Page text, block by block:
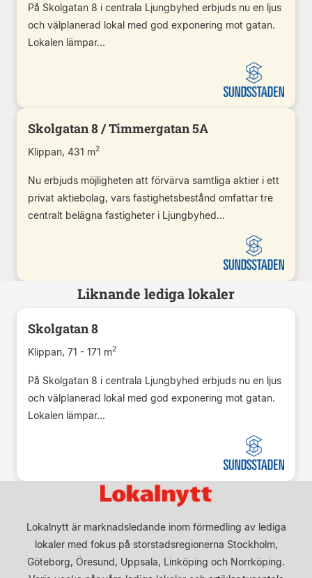
På Skolgatan 8 i centrala Ljungbyhed erbjuds nu en ljus
och välplanerad lokal med god exponering mot gatan.
Lokalen lämpar...
Skolgatan 8 / Timmergatan 5A
Klippan, 431 m2
Nu erbjuds möjligheten att förvärva samtliga aktier i ett
privat aktiebolag, vars fastighetsbestånd omfattar tre
centralt belägna fastigheter i Ljungbyhed...
Liknande lediga lokaler
Skolgatan 8
Klippan, 71 - 171 m2
På Skolgatan 8 i centrala Ljungbyhed erbjuds nu en ljus
och välplanerad lokal med god exponering mot gatan.
Lokalen lämpar...
Lokalnytt är marknadsledande inom förmedling av lediga
lokaler med fokus på storstadsregionerna Stockholm,
Göteborg, Öresund, Uppsala, Linköping och Norrköping.